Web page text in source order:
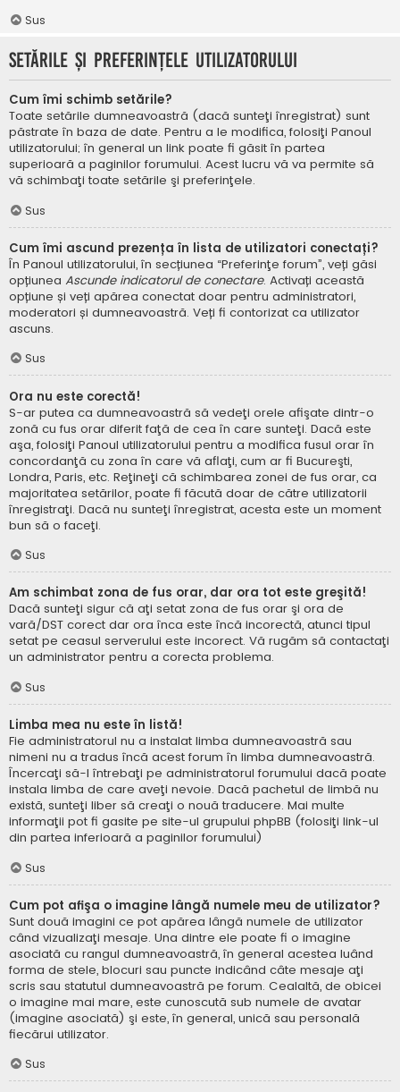
Sus
Setările şi preferinţele utilizatorului
Cum îmi schimb setările?
Toate setările dumneavoastră (dacă sunteţi înregistrat) sunt
păstrate în baza de date. Pentru a le modifica, folosiţi Panoul
utilizatorului; în general un link poate fi găsit în partea
superioară a paginilor forumului. Acest lucru vă va permite să
vă schimbaţi toate setările şi preferinţele.
Sus
Cum îmi ascund prezența în lista de utilizatori conectați?
În Panoul utilizatorului, în secțiunea “Preferinţe forum”, veți găsi
opțiunea Ascunde indicatorul de conectare. Activați această
opțiune și veți apărea conectat doar pentru administratori,
moderatori și dumneavoastră. Veți fi contorizat ca utilizator
ascuns.
Sus
Ora nu este corectă!
S-ar putea ca dumneavoastră să vedeţi orele afişate dintr-o
zonă cu fus orar diferit faţă de cea în care sunteţi. Dacă este
aşa, folosiţi Panoul utilizatorului pentru a modifica fusul orar în
concordanţă cu zona în care vă aflaţi, cum ar fi Bucureşti,
Londra, Paris, etc. Reţineţi că schimbarea zonei de fus orar, ca
majoritatea setărilor, poate fi făcută doar de către utilizatorii
înregistraţi. Dacă nu sunteţi înregistrat, acesta este un moment
bun să o faceţi.
Sus
Am schimbat zona de fus orar, dar ora tot este greşită!
Dacă sunteţi sigur că aţi setat zona de fus orar şi ora de
vară/DST corect dar ora înca este încă incorectă, atunci tipul
setat pe ceasul serverului este incorect. Vă rugăm să contactaţi
un administrator pentru a corecta problema.
Sus
Limba mea nu este în listă!
Fie administratorul nu a instalat limba dumneavoastră sau
nimeni nu a tradus încă acest forum în limba dumneavoastră.
Încercaţi să-l întrebaţi pe administratorul forumului dacă poate
instala limba de care aveţi nevoie. Dacă pachetul de limbă nu
există, sunteţi liber să creaţi o nouă traducere. Mai multe
informaţii pot fi gasite pe site-ul grupului phpBB (folosiţi link-ul
din partea inferioară a paginilor forumului)
Sus
Cum pot afişa o imagine lângă numele meu de utilizator?
Sunt două imagini ce pot apărea lângă numele de utilizator
când vizualizaţi mesaje. Una dintre ele poate fi o imagine
asociată cu rangul dumneavoastră, în general acestea luând
forma de stele, blocuri sau puncte indicând câte mesaje aţi
scris sau statutul dumneavoastră pe forum. Cealaltă, de obicei
o imagine mai mare, este cunoscută sub numele de avatar
(imagine asociată) şi este, în general, unică sau personală
fiecărui utilizator.
Sus